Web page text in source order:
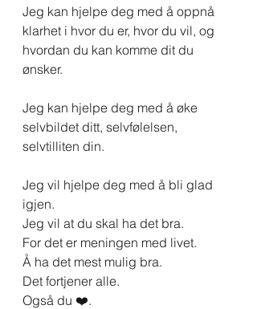
Jeg kan hjelpe deg med å oppnå
klarhet i hvor du er, hvor du vil, og
hvordan du kan komme dit du
ønsker.
Jeg kan hjelpe deg med å øke
selvbildet ditt, selvfølelsen,
selvtilliten din.
Jeg vil hjelpe deg med å bli glad
igjen.
Jeg vil at du skal ha det bra.
For det er meningen med livet.
Å ha det mest mulig bra.
Det fortjener alle.
Også du ❤️.